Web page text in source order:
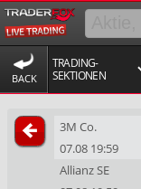
BACK
TRADING-
SEKTIONEN
3M Co.
07.08 19:59
Allianz SE